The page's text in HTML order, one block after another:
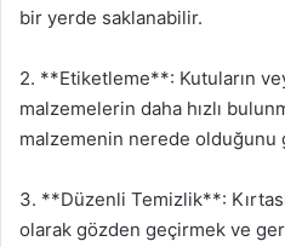
bir yerde saklanabilir.
2. **Etiketleme**: Kutuların
malzemelerin daha hızlı
malzemenin nerede olduğunu
3. **Düzenli Temizlik**:
olarak gözden geçirmek ve